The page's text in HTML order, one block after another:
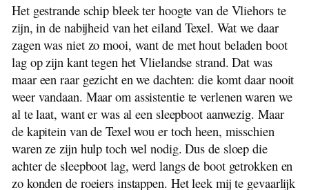
Het gestrande schip bleek ter hoogte van de Vliehors te
zijn, in de nabijheid van het eiland Texel. Wat we daar
zagen was niet zo mooi, want de met hout beladen boot
lag op zijn kant tegen het Vlielandse strand. Dat was
maar een raar gezicht en we dachten: die komt daar nooit
weer vandaan. Maar om assistentie te verlenen waren we
al te laat, want er was al een sleepboot aanwezig. Maar
de kapitein van de Texel wou er toch heen, misschien
waren ze zijn hulp toch wel nodig. Dus de sloep die
achter de sleepboot lag, werd langs de boot getrokken en
zo konden de roeiers instappen. Het leek mij te gevaarlijk